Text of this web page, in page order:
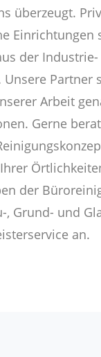
überzeugt.
Einrichtungen
der
Unsere Partner
Arbeit
Gerne
der
, Grund- und
an.